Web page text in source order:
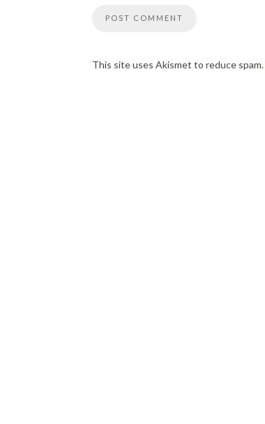
This site uses Akismet to reduce spam.